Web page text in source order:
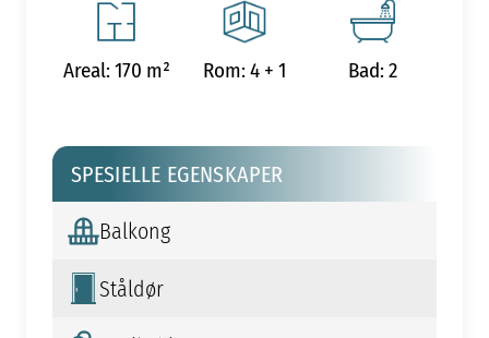
Areal: 170 m² Rom: 4 + 1 Bad: 2
SPESIELLE EGENSKAPER
Balkong
Ståldør